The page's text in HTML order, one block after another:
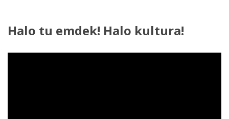
Halo tu emdek! Halo kultura!